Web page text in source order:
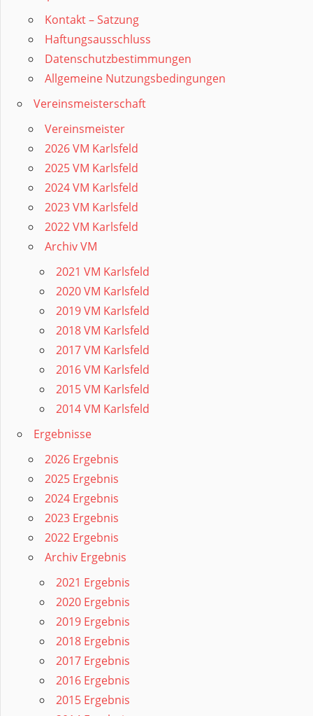
Kontakt – Satzung
Haftungsausschluss
Datenschutzbestimmungen
Allgemeine Nutzungsbedingungen
Vereinsmeisterschaft
Vereinsmeister
2026 VM Karlsfeld
2025 VM Karlsfeld
2024 VM Karlsfeld
2023 VM Karlsfeld
2022 VM Karlsfeld
Archiv VM
2021 VM Karlsfeld
2020 VM Karlsfeld
2019 VM Karlsfeld
2018 VM Karlsfeld
2017 VM Karlsfeld
2016 VM Karlsfeld
2015 VM Karlsfeld
2014 VM Karlsfeld
Ergebnisse
2026 Ergebnis
2025 Ergebnis
2024 Ergebnis
2023 Ergebnis
2022 Ergebnis
Archiv Ergebnis
2021 Ergebnis
2020 Ergebnis
2019 Ergebnis
2018 Ergebnis
2017 Ergebnis
2016 Ergebnis
2015 Ergebnis